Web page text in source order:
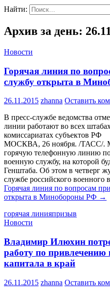
«ВЕСТИ»)
Найти:
Архив за день:
Новости
Горячая линия по
службу открыта в
26.11.2015 zhanna Оставить
В пресс-службе ведомства
линии работают во всех
комиссариатах субъектов РФ
МОСКВА, 26 ноября. /ТАСС/.
горячую телефонную линию
военную службу, на которой
Генштаба. Об этом в четверг
службе российского военного
Горячая линия по вопросам
открыта в Минобороны РФ →
горячая линияпризыв
Новости
Владимир Илюхин
работу по привлечению
капитала в край
26.11.2015 zhanna Оставить